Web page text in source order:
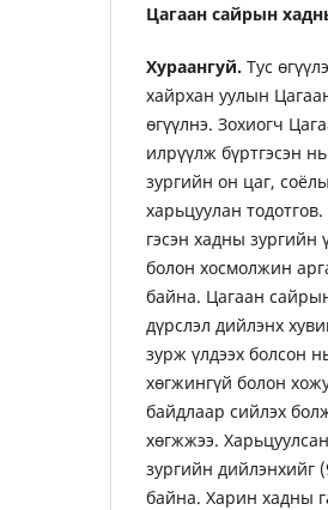
Цагаан сайрын
Хураангуй. Тус
хайрхан уулын
өгүүлнэ. Зохиогч
илрүүлж бүртгэсэн
зургийн он цаг,
харьцуулан
гэсэн хадны зургийн
болон хосмолжин
байна. Цагаан
дүрслэл дийлэнх
зурж үлдээх болсон
хөгжингүй болон
байдлаар сийлэх
хөгжжээ.
зургийн дийлэнхийг
байна. Харин хадны